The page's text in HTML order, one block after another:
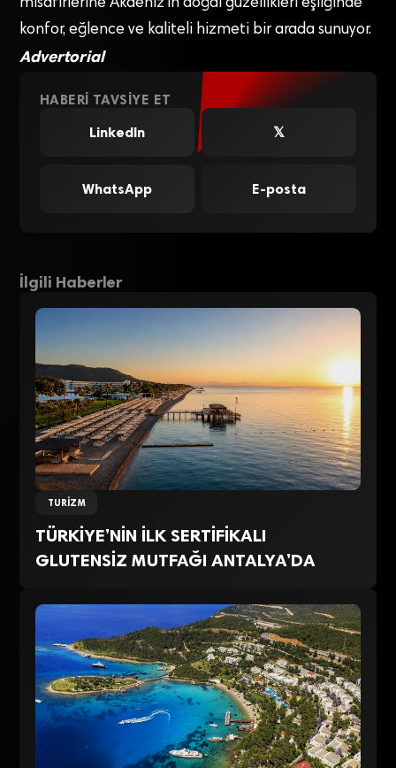
misafirlerine Akdeniz’in doğal güzellikleri eşliğinde
konfor, eğlence ve kaliteli hizmeti bir arada sunuyor.
Advertorial
HABERI TAVSIYE ET
LinkedIn
𝕏
WhatsApp E-posta
İlgili Haberler
TURIZM
TÜRKİYE’NİN İLK SERTİFİKALI
GLUTENSİZ MUTFAĞI ANTALYA’DA